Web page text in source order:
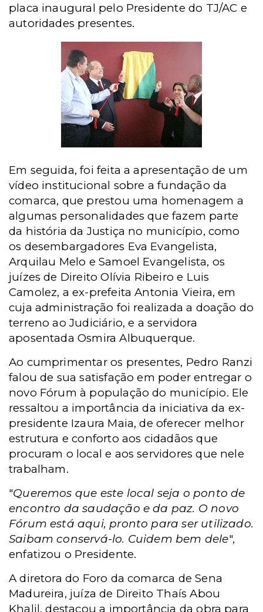
placa inaugural pelo Presidente do TJ/AC e
autoridades presentes.
Em seguida, foi feita a apresentação de um
vídeo institucional sobre a fundação da
comarca, que prestou uma homenagem a
algumas personalidades que fazem parte
da história da Justiça no município, como
os desembargadores Eva Evangelista,
Arquilau Melo e Samoel Evangelista, os
juízes de Direito Olívia Ribeiro e Luis
Camolez, a ex-prefeita Antonia Vieira, em
cuja administração foi realizada a doação do
terreno ao Judiciário, e a servidora
aposentada Osmira Albuquerque.
Ao cumprimentar os presentes, Pedro Ranzi
falou de sua satisfação em poder entregar o
novo Fórum à população do município. Ele
ressaltou a importância da iniciativa da ex-
presidente Izaura Maia, de oferecer melhor
estrutura e conforto aos cidadãos que
procuram o local e aos servidores que nele
trabalham.
"Queremos que este local seja o ponto de
encontro da saudação e da paz. O novo
Fórum está aqui, pronto para ser utilizado.
Saibam conservá-lo. Cuidem bem dele",
enfatizou o Presidente.
A diretora do Foro da comarca de Sena
Madureira, juíza de Direito Thaís Abou
Khalil, destacou a importância da obra para